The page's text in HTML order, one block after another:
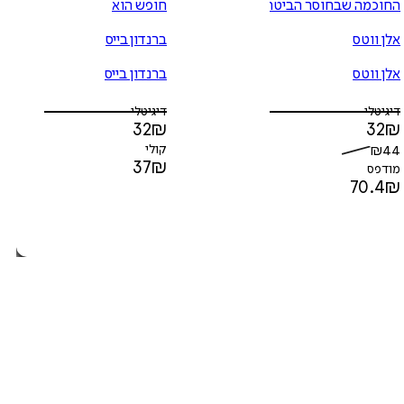
החוכמה שבחוסר הביטחון
אלן ווטס
אלן ווטס
דיגיטלי
32₪
₪44
מודפס
70.4₪
חופש הוא
ברנדון בייס
ברנדון בייס
דיגיטלי
32₪
קולי
37₪